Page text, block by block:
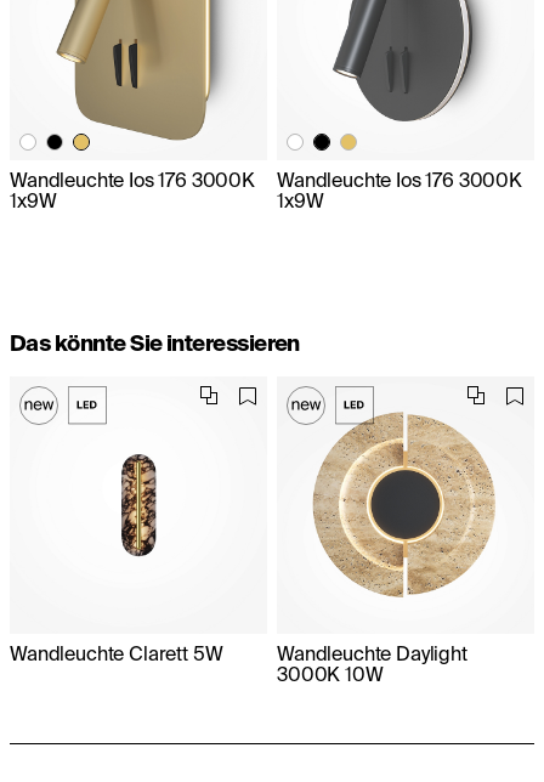
Wandleuchte Ios 176 3000K
1x9W
Wandleuchte Ios 176 3000K
1x9W
Das könnte Sie interessieren
Wandleuchte Clarett 5W
Wandleuchte Daylight
3000K 10W